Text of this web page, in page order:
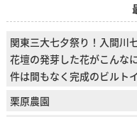
関東三大七夕祭り！入間
花壇の発芽した花がこん
件は間もなく完成のビルト
栗原農園